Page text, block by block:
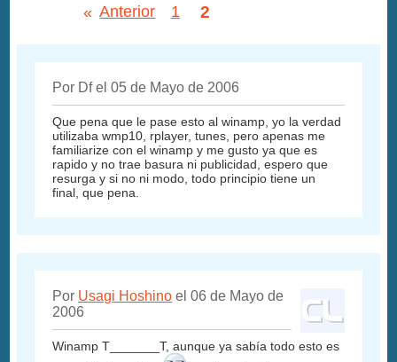
« Anterior 1 2
Por Df el 05 de Mayo de 2006
Que pena que le pase esto al winamp, yo la verdad
utilizaba wmp10, rplayer, tunes, pero apenas me
familiarize con el winamp y me gusto ya que es
rapido y no trae basura ni publicidad, espero que
resurga y si no ni modo, todo principio tiene un
final, que pena.
Por Usagi Hoshino el 06 de Mayo de
2006
Winamp T_______T, aunque ya sabía todo esto es